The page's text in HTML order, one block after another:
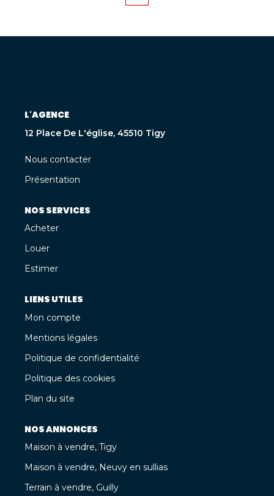
L'AGENCE
12 Place De L'église, 45510 Tigy
Nous contacter
Présentation
NOS SERVICES
Acheter
Louer
Estimer
LIENS UTILES
Mon compte
Mentions légales
Politique de confidentialité
Politique des cookies
Plan du site
NOS ANNONCES
Maison à vendre, Tigy
Maison à vendre, Neuvy en sullias
Terrain à vendre, Guilly